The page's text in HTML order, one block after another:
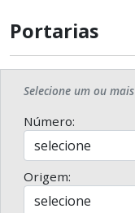
Portarias
Selecione um ou
Número:
Origem: